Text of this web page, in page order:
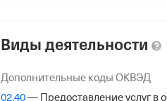
1023601552083
КПП
Виды деятельности
Дополнительные коды ОКВЭД
02.40— Предоставление услуг в